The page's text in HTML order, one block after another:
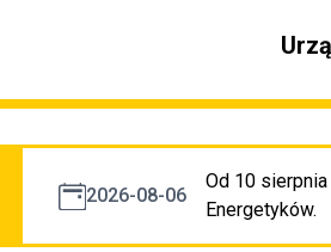
2026-08-06
Od 10
Energetyków.